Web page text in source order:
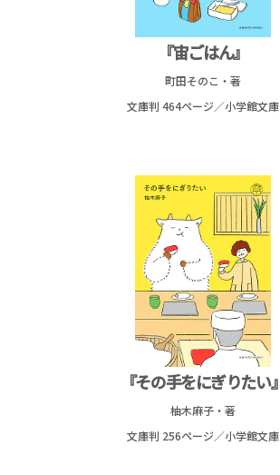
『宙ごはん』
町田そのこ・著
文庫判 464ページ／小学館文庫
『その手をにぎりたい』
柚木麻子・著
文庫判 256ページ／小学館文庫